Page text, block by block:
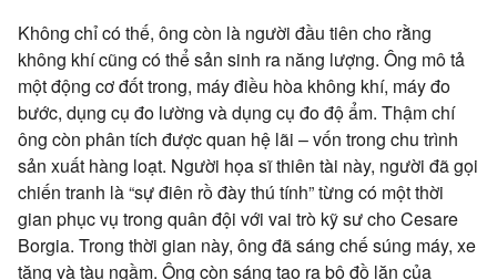
Không chỉ có thế, ông còn là người đầu tiên cho rằng
không khí cũng có thể sản sinh ra năng lượng. Ông mô tả
một động cơ đốt trong, máy điều hòa không khí, máy đo
bước, dụng cụ đo lường và dụng cụ đo độ ẩm. Thậm chí
ông còn phân tích được quan hệ lãi – vốn trong chu trình
sản xuất hàng loạt. Người họa sĩ thiên tài này, người đã gọi
chiến tranh là “sự điên rồ đày thú tính” từng có một thời
gian phục vụ trong quân đội với vai trò kỹ sư cho Cesare
Borgia. Trong thời gian này, ông đã sáng chế súng máy, xe
tăng và tàu ngầm. Ông còn sáng tạo ra bộ đồ lặn của